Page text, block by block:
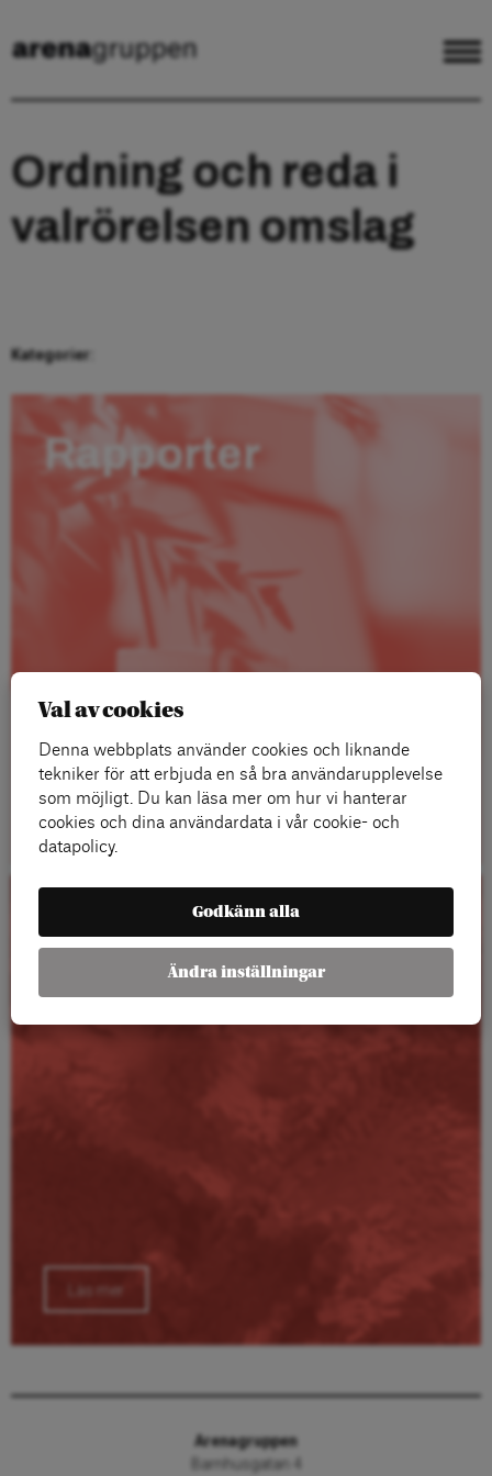
Ordning och reda i
valrörelsen omslag
Kategorier:
Rapporter
Läs mer
Kalender
Läs mer
Arenagruppen
Barnhusgatan 4
Val av cookies
Denna webbplats använder cookies och liknande
tekniker för att erbjuda en så bra användarupplevelse
som möjligt. Du kan läsa mer om hur vi hanterar
cookies och dina användardata i vår cookie- och
datapolicy.
Godkänn alla
Ändra inställningar